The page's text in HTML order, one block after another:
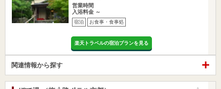
営業時間
入浴料金 ～
宿泊 お食事・食事処
楽天トラベルの宿泊プランを見る
関連情報から探す